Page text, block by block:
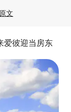
文
爱彼迎当房东